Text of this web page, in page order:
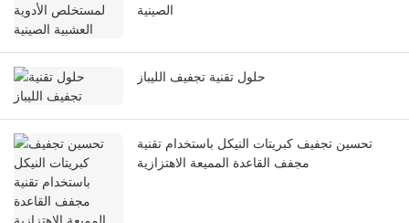
الصينية
حلول تقنية تجفيف الليباز
تحسين تجفيف كبريتات النيكل باستخدام تقنية
مجفف القاعدة المميعة الاهتزازية